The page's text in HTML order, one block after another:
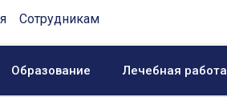
Сотрудникам
Образование Лечебная работа